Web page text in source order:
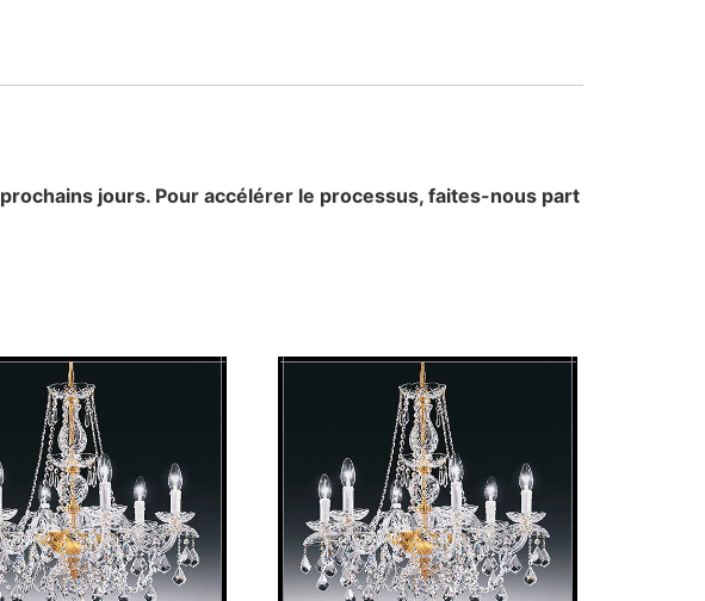
jours. Pour accélérer le processus, faites-nous part